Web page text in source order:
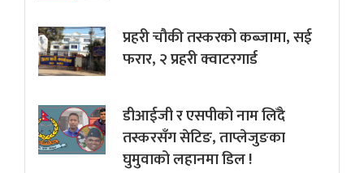
प्रहरी चौकी तस्करको कब्जामा, सई
फरार, २ प्रहरी क्वाटरगार्ड
डीआईजी र एसपीको नाम लिँदै
तस्करसँग सेटिङ, ताप्लेजुङका
घुमुवाको लहानमा डिल !